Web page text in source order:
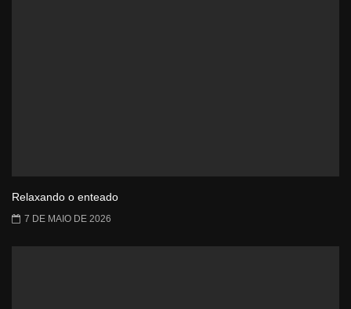
Relaxando o enteado
7 DE MAIO DE 2026